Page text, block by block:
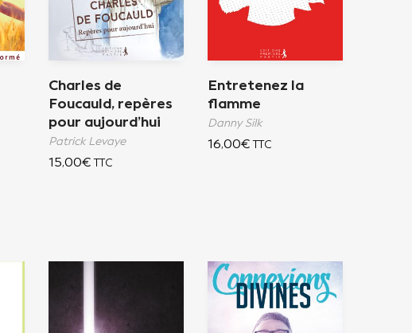
Charles de
Foucauld, repères
pour aujourd’hui
Patrick Levaye
15,00€ TTC
Entretenez la
flamme
Danny Silk
16,00€ TTC